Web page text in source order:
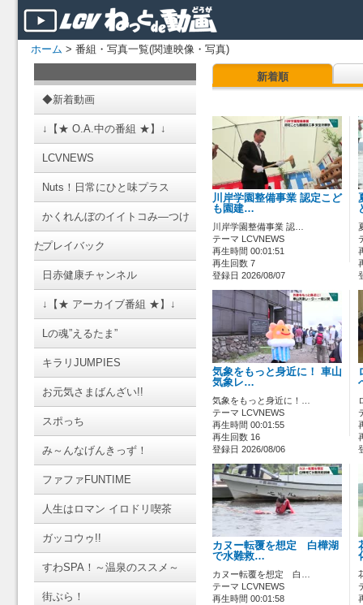
ホーム > 番組・写真一覧(関連映像・写真)
◆新着動画
↓【★ O.A.中の番組 ★】↓
LCVNEWS
Nuts！日常にひと味プラス
かくれんぼのイイトコみ―つけ
たプレイバック
日赤健康チャンネル
↓【★ アーカイブ番組 ★】↓
Lの魂”えるたま”
キラリJUMPIES
お元気さまばんざい!!
スポっち
み～んなげんきっず！
ファファFUNTIME
人生はロマン イロドリ喫茶
ガッコウゥ!!
すわSPA！～温泉のススメ～
街ぶら！
新着順
川岸学園整備事業 認定こど
も園建…
川岸学園整備事業 認…
テーマ LCVNEWS
再生時間 00:01:51
再生回数 7
登録日 2026/08/07
気象をもっと身近に！ 車山
気象レ…
気象をもっと身近に！…
テーマ LCVNEWS
再生時間 00:01:55
再生回数 16
登録日 2026/08/06
カヌー転覆を想定 白樺湖
で水難救…
カヌー転覆を想定 白…
テーマ LCVNEWS
再生時間 00:01:58